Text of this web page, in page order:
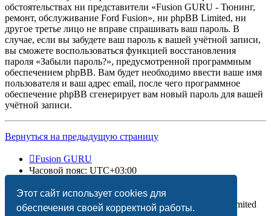
Этот сайт использует cookies для
обеспечения своей корректной работы.
обстоятельствах ни представители «Fusion GURU - Тюнинг,
ремонт, обслуживание Ford Fusion», ни phpBB Limited, ни
другое третье лицо не вправе спрашивать ваш пароль. В
случае, если вы забудете ваш пароль к вашей учётной записи,
вы сможете воспользоваться функцией восстановления
пароля «Забыли пароль?», предусмотренной программным
обеспечением phpBB. Вам будет необходимо ввести ваше имя
пользователя и ваш адрес email, после чего программное
обеспечение phpBB сгенерирует вам новый пароль для вашей
учётной записи.
Вернуться на предыдущую страницу
Fusion GURU
Часовой пояс: UTC+03:00
Создано на основеphpBB® Forum Software © phpBB Limited